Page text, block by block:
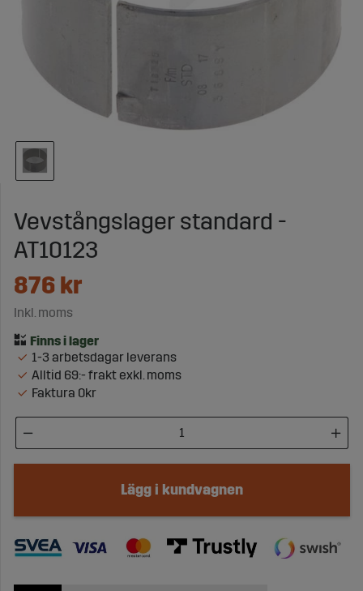
Vevstångslager standard -
AT10123
876 kr
Inkl. moms
1-3 arbetsdagar leverans
Alltid 69:- frakt exkl. moms
Faktura 0kr
Lägg i kundvagnen